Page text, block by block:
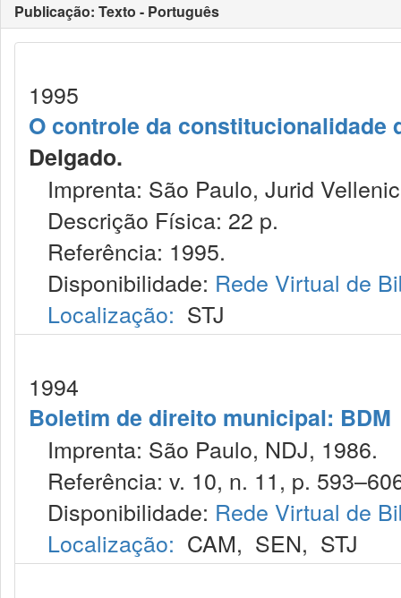
Publicação: Texto - Português
1995
O controle da constitucionalidade
Delgado.
Imprenta: São Paulo, Jurid
Descrição Física: 22 p.
Referência: 1995.
Disponibilidade: Rede Virtual de
Localização: STJ
1994
Boletim de direito municipal: BDM
Imprenta: São Paulo, NDJ, 1986.
Referência: v. 10, n. 11, p.
Disponibilidade: Rede Virtual de
Localização: CAM, SEN, STJ